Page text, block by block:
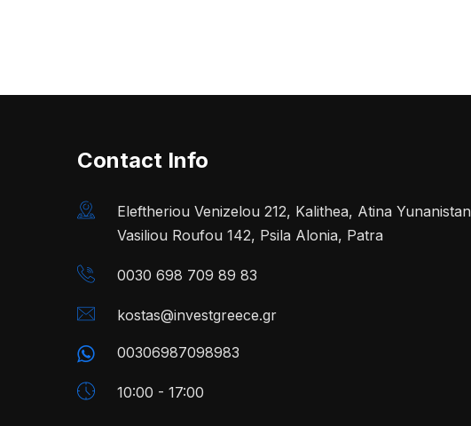
Contact Info
Eleftheriou Venizelou 212, Kalithea, Atina Yunanistan
Vasiliou Roufou 142, Psila Alonia, Patra
0030 698 709 89 83
kostas@investgreece.gr
00306987098983
10:00 - 17:00